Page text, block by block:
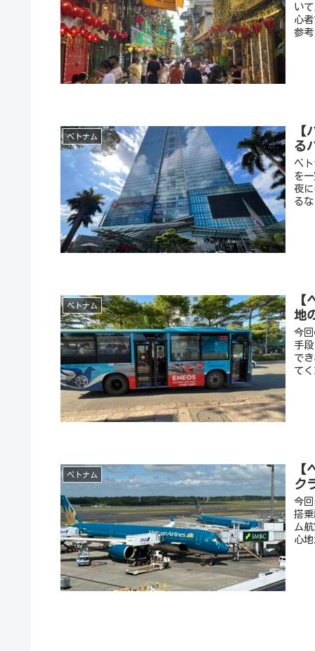
い
心
参考
ベトナム
【
る
ベ
を
夜
る
ベトナム
地
今
手
で
てく
ベトナム
ク
今
搭
ム
心